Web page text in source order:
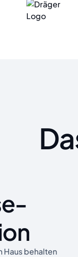
Haus behalten